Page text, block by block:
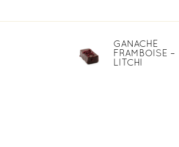
GANACHE
FRAMBOISE –
LITCHI